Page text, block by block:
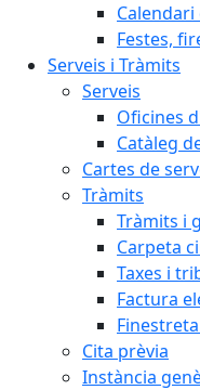
Festes,
Serveis i Tràmits
Serveis
Oficines
Catàleg
Cartes de
Tràmits
Tràmits i
Carpeta
Taxes i
Factura
Cita prèvia
Instància